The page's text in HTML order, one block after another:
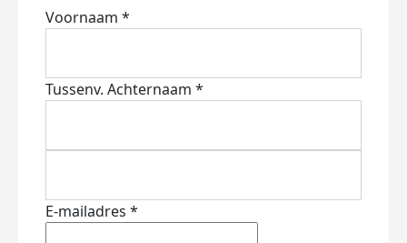
Voornaam *
Tussenv. Achternaam *
E-mailadres *